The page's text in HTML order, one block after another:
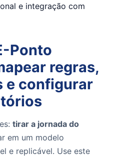
e integração com
Ponto
regras,
e configurar
tirar a jornada do
em um modelo
e replicável. Use este